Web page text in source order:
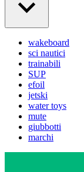
wakeboard
sci nautici
trainabili
SUP
efoil
jetski
water toys
mute
giubbotti
marchi